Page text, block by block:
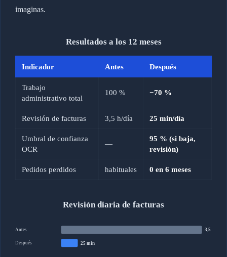
imaginas.
Resultados a los 12 meses
Indicador Antes Después
Trabajo
administrativo total
100 % −70 %
Revisión de facturas 3,5 h/día 25 min/día
Umbral de confianza
OCR
—
95 % (si baja,
revisión)
Pedidos perdidos habituales 0 en 6 meses
Revisión diaria de facturas
Antes 3,5 h
Después 25 min